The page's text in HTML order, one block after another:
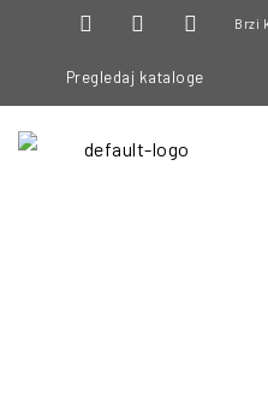
Brzi
Pregledaj kataloge